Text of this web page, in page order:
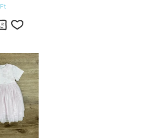
Ft
Kívánságlistára